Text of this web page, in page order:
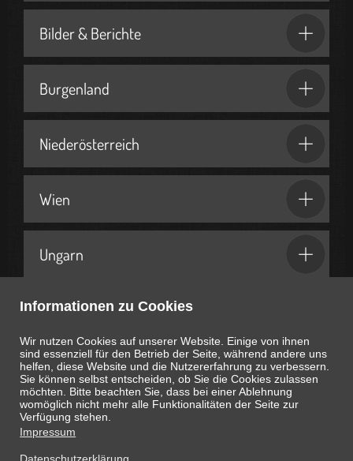
Informationen zu Cookies
Wir nutzen Cookies auf unserer Website. Einige von ihnen
sind essenziell für den Betrieb der Seite, während andere uns
helfen, diese Website und die Nutzererfahrung zu verbessern.
Sie können selbst entscheiden, ob Sie die Cookies zulassen
möchten. Bitte beachten Sie, dass bei einer Ablehnung
womöglich nicht mehr alle Funktionalitäten der Seite zur
Verfügung stehen.
Impressum
Datenschutzerklärung
Bilder & Berichte
Burgenland
Niederösterreich
Wien
Ungarn
Geschenkideen & Partner
Heute istAugust 6, 2026 07:51:29Uhr